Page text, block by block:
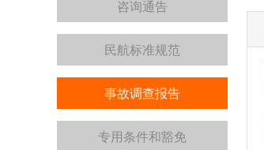
咨询通告
民航标准规范
事故调查报告
专用条件和豁免